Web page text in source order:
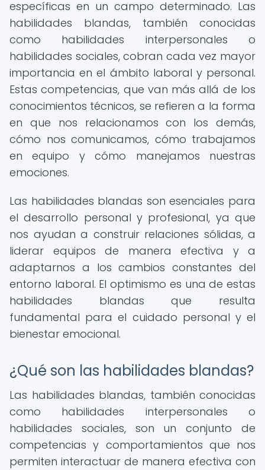
específicas en un campo determinado. Las
habilidades blandas, también conocidas
como habilidades interpersonales o
habilidades sociales, cobran cada vez mayor
importancia en el ámbito laboral y personal.
Estas competencias, que van más allá de los
conocimientos técnicos, se refieren a la forma
en que nos relacionamos con los demás,
cómo nos comunicamos, cómo trabajamos
en equipo y cómo manejamos nuestras
emociones.
Las habilidades blandas son esenciales para
el desarrollo personal y profesional, ya que
nos ayudan a construir relaciones sólidas, a
liderar equipos de manera efectiva y a
adaptarnos a los cambios constantes del
entorno laboral. El optimismo es una de estas
habilidades blandas que resulta
fundamental para el cuidado personal y el
bienestar emocional.
¿Qué son las habilidades blandas?
Las habilidades blandas, también conocidas
como habilidades interpersonales o
habilidades sociales, son un conjunto de
competencias y comportamientos que nos
permiten interactuar de manera efectiva con